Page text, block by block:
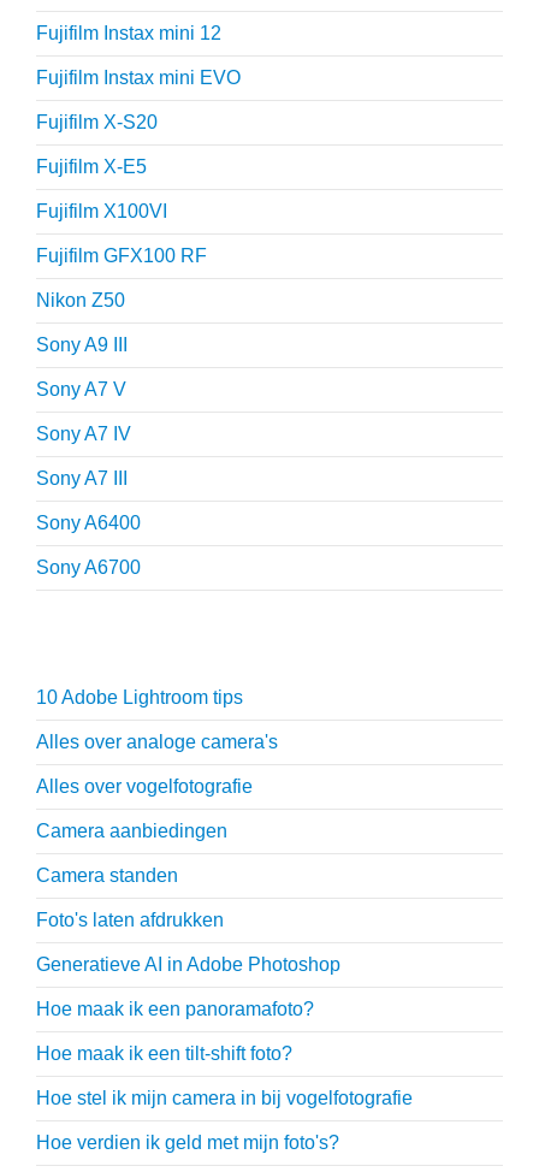
Fujifilm Instax mini 12
Fujifilm Instax mini EVO
Fujifilm X-S20
Fujifilm X-E5
Fujifilm X100VI
Fujifilm GFX100 RF
Nikon Z50
Sony A9 III
Sony A7 V
Sony A7 IV
Sony A7 III
Sony A6400
Sony A6700
10 Adobe Lightroom tips
Alles over analoge camera's
Alles over vogelfotografie
Camera aanbiedingen
Camera standen
Foto's laten afdrukken
Generatieve AI in Adobe Photoshop
Hoe maak ik een panoramafoto?
Hoe maak ik een tilt-shift foto?
Hoe stel ik mijn camera in bij vogelfotografie
Hoe verdien ik geld met mijn foto's?